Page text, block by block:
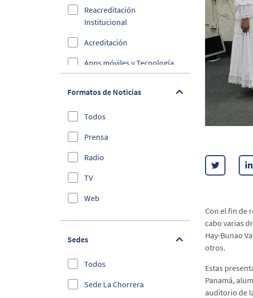
Reacreditación
Institucional
Acreditación
Apps móviles y Tecnología
Empleabilidad
Entrega de Becas
Formatos de Noticias
Todos
Prensa
Radio
TV
Web
Sedes
Todos
Sede La Chorrera
Con el fin de
cabo varias
Hay-Bunao
otros.
Estas
Panamá,
auditorio de